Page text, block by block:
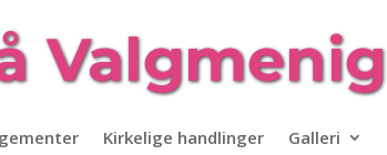
Kirkelige handlinger Galleri